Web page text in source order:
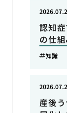
認知
の仕
知識
産後